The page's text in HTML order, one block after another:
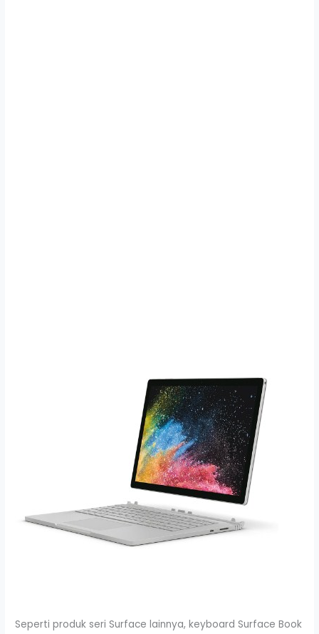
Seperti produk seri Surface lainnya, keyboard Surface Book